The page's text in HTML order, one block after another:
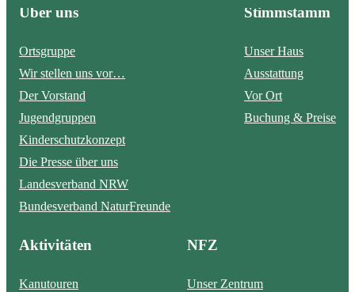
Über uns
Ortsgruppe
Wir stellen uns vor…
Der Vorstand
Jugendgruppen
Kinderschutzkonzept
Die Presse über uns
Landesverband NRW
Bundesverband NaturFreunde
Stimmstamm
Unser Haus
Ausstattung
Vor Ort
Buchung & Preise
Aktivitäten
Kanutouren
NFZ
Unser Zentrum